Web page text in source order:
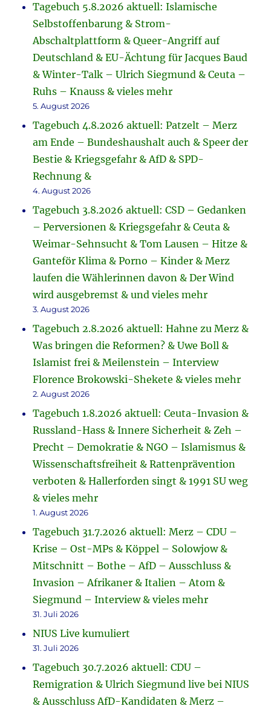
Tagebuch 5.8.2026 aktuell: Islamische
Selbstoffenbarung & Strom-
Abschaltplattform & Queer-Angriff auf
Deutschland & EU-Ächtung für Jacques Baud
& Winter-Talk – Ulrich Siegmund & Ceuta –
Ruhs – Knauss & vieles mehr
5. August 2026
Tagebuch 4.8.2026 aktuell: Patzelt – Merz
am Ende – Bundeshaushalt auch & Speer der
Bestie & Kriegsgefahr & AfD & SPD-
Rechnung &
4. August 2026
Tagebuch 3.8.2026 aktuell: CSD – Gedanken
– Perversionen & Kriegsgefahr & Ceuta &
Weimar-Sehnsucht & Tom Lausen – Hitze &
Ganteför Klima & Porno – Kinder & Merz
laufen die Wählerinnen davon & Der Wind
wird ausgebremst & und vieles mehr
3. August 2026
Tagebuch 2.8.2026 aktuell: Hahne zu Merz &
Was bringen die Reformen? & Uwe Boll &
Islamist frei & Meilenstein – Interview
Florence Brokowski-Shekete & vieles mehr
2. August 2026
Tagebuch 1.8.2026 aktuell: Ceuta-Invasion &
Russland-Hass & Innere Sicherheit & Zeh –
Precht – Demokratie & NGO – Islamismus &
Wissenschaftsfreiheit & Rattenprävention
verboten & Hallerforden singt & 1991 SU weg
& vieles mehr
1. August 2026
Tagebuch 31.7.2026 aktuell: Merz – CDU –
Krise – Ost-MPs & Köppel – Solowjow &
Mitschnitt – Bothe – AfD – Ausschluss &
Invasion – Afrikaner & Italien – Atom &
Siegmund – Interview & vieles mehr
31. Juli 2026
NIUS Live kumuliert
31. Juli 2026
Tagebuch 30.7.2026 aktuell: CDU –
Remigration & Ulrich Siegmund live bei NIUS
& Ausschluss AfD-Kandidaten & Merz –